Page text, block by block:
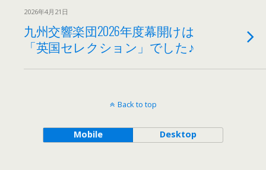
2026年4月21日
九州交響楽団2026年度幕開けは
「英国セレクション」でした♪
Back to top
Mobile Desktop